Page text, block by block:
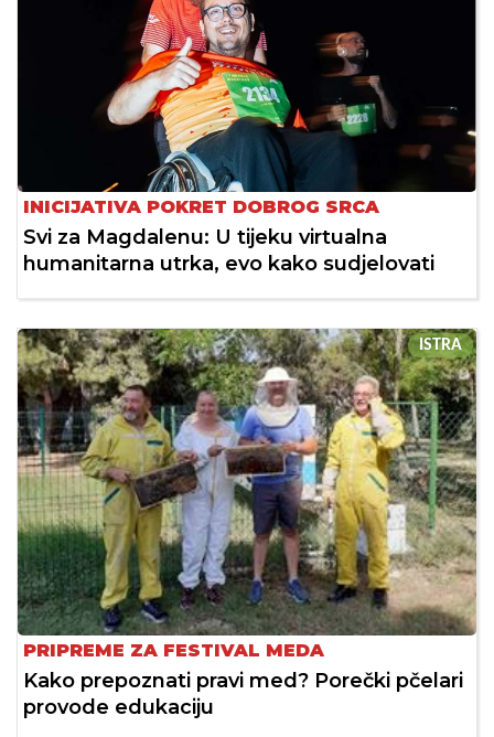
INICIJATIVA POKRET DOBROG SRCA
Svi za Magdalenu: U tijeku virtualna
humanitarna utrka, evo kako sudjelovati
ISTRA
PRIPREME ZA FESTIVAL MEDA
Kako prepoznati pravi med? Porečki pčelari
provode edukaciju